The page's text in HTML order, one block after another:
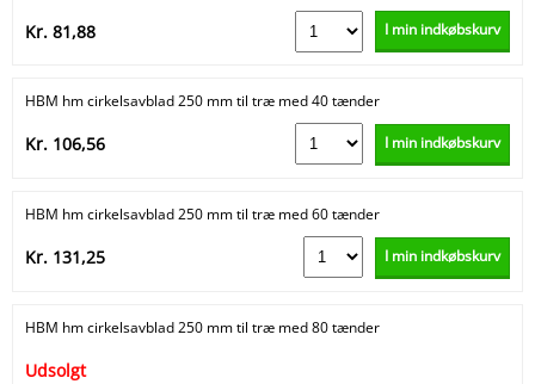
Kr. 81,88 I min indkøbskurv
HBM hm cirkelsavblad 250 mm til træ med 40 tænder
Kr. 106,56 I min indkøbskurv
HBM hm cirkelsavblad 250 mm til træ med 60 tænder
Kr. 131,25 I min indkøbskurv
HBM hm cirkelsavblad 250 mm til træ med 80 tænder
Udsolgt